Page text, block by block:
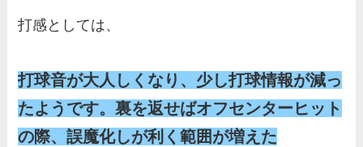
打感としては、
打球音が大人しくなり、少し打球情報が減っ
たようです。裏を返せばオフセンターヒット
の際、誤魔化しが利く範囲が増えた